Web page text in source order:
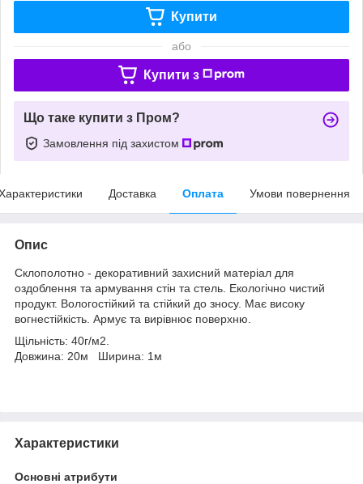
Купити
або
Купити з
Що таке купити з Пром?
Замовлення під захистом
Доставка Оплата Умови повернення
Опис
Склополотно - декоративний захисний матеріал для
оздоблення та армування стін та стель. Екологічно чистий
продукт. Вологостійкий та стійкий до зносу. Має високу
вогнестійкість. Армує та вирівнює поверхню.
Щільність: 40г/м2.
Довжина: 20м Ширина: 1м
Характеристики
Основні атрибути